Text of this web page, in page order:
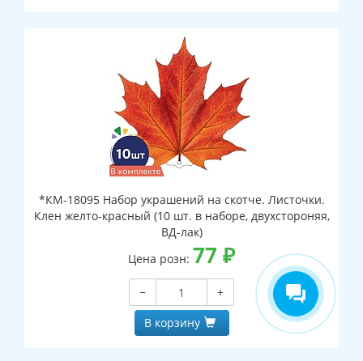
*КМ-18095 Набор украшений на скотче. Листочки.
Клен желто-красный (10 шт. в наборе, двухстороняя,
ВД-лак)
Цена розн: 77 ₽
−
+
В корзину